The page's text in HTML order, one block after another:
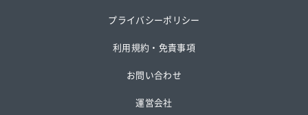
プライバシーポリシー
利用規約・免責事項
お問い合わせ
運営会社